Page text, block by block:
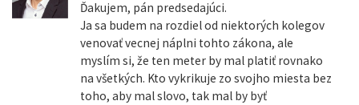
Ďakujem, pán predsedajúci.
Ja sa budem na rozdiel od niektorých kolegov
venovať vecnej náplni tohto zákona, ale
myslím si, že ten meter by mal platiť rovnako
na všetkých. Kto vykrikuje zo svojho miesta bez
toho, aby mal slovo, tak mal by byť